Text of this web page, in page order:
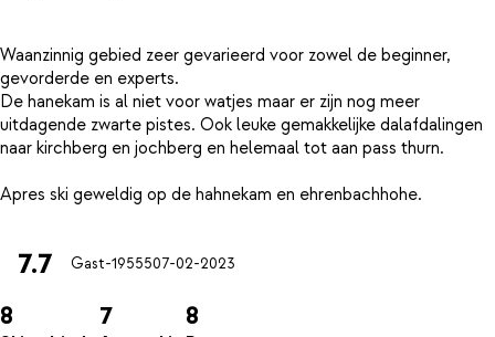
Waanzinnig gebied zeer gevarieerd voor zowel de beginner,
gevorderde en experts.
De hanekam is al niet voor watjes maar er zijn nog meer
uitdagende zwarte pistes. Ook leuke gemakkelijke dalafdalingen
naar kirchberg en jochberg en helemaal tot aan pass thurn.
7.7 Gast-1955507-02-2023
8 7 8